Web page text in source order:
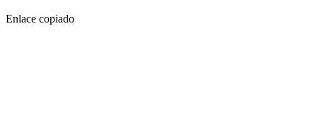
Enlace copiado